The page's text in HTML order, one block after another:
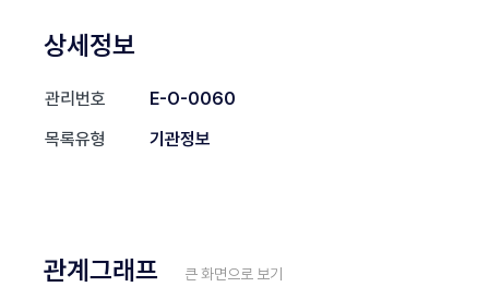
상세정보
관리번호
E-O-0060
목록유형
기관정보
관계그래프 큰 화면으로 보기